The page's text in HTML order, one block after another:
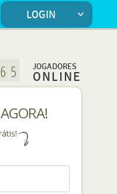
LOGIN
JOGADORES
ONLINE